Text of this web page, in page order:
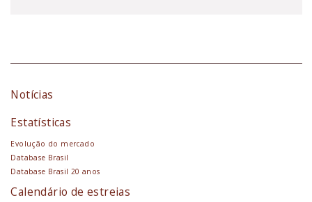
Notícias
Estatísticas
Evolução do mercado
Database Brasil
Database Brasil 20 anos
Calendário de estreias